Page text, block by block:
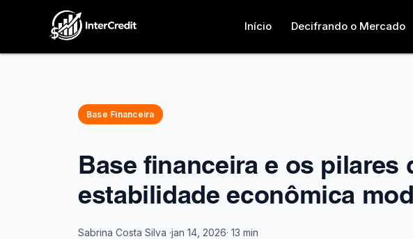
Início Decifrando o Mercado
Base Financeira
Base financeira e os pilares
estabilidade econômica
Sabrina Costa Silva ·jan 14, 2026· 13 min